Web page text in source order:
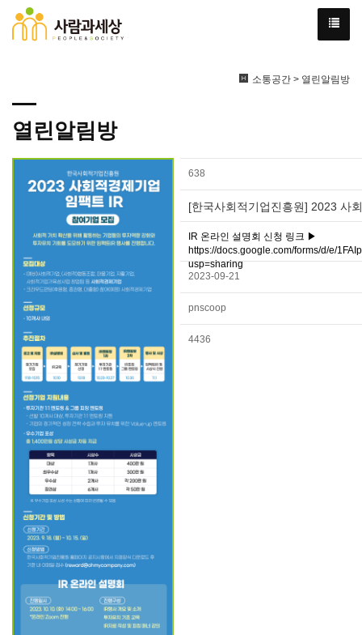
소통공간 > 열린알림방
열린알림방
638
[한국사회적기업진흥원] 2023 사
IR 온라인 설명회 신청 링크 ▶
https://docs.google.com/forms/d/e/
usp=sharing
2023-09-21
pnscoop
4436